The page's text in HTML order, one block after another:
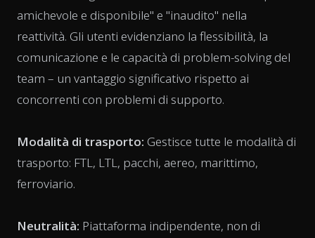
amichevole e disponibile" e "inaudito" nella
reattività. Gli utenti evidenziano la flessibilità, la
comunicazione e le capacità di problem-solving del
team – un vantaggio significativo rispetto ai
concorrenti con problemi di supporto.
Modalità di trasporto: Gestisce tutte le modalità di
trasporto: FTL, LTL, pacchi, aereo, marittimo,
ferroviario.
Neutralità: Piattaforma indipendente, non di